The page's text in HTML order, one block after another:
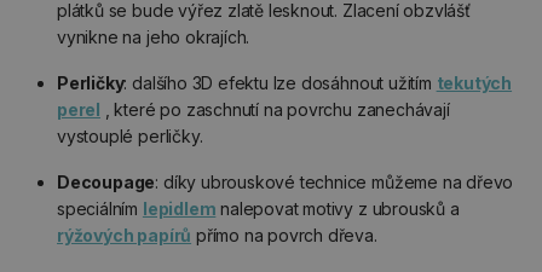
plátků se bude výřez zlatě lesknout. Zlacení obzvlášť
vynikne na jeho okrajích.
Perličky: dalšího 3D efektu lze dosáhnout užitím tekutých
perel , které po zaschnutí na povrchu zanechávají
vystouplé perličky.
Decoupage: díky ubrouskové technice můžeme na dřevo
speciálním lepidlem nalepovat motivy z ubrousků a
rýžových papírů přímo na povrch dřeva.